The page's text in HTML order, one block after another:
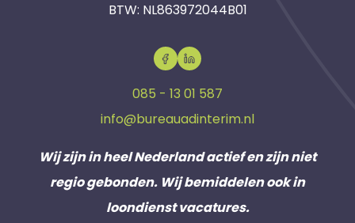
BTW: NL863972044B01
085 - 13 01 587
info@bureauadinterim.nl
Wij zijn in heel Nederland actief en zijn niet
regio gebonden. Wij bemiddelen ook in
loondienst vacatures.